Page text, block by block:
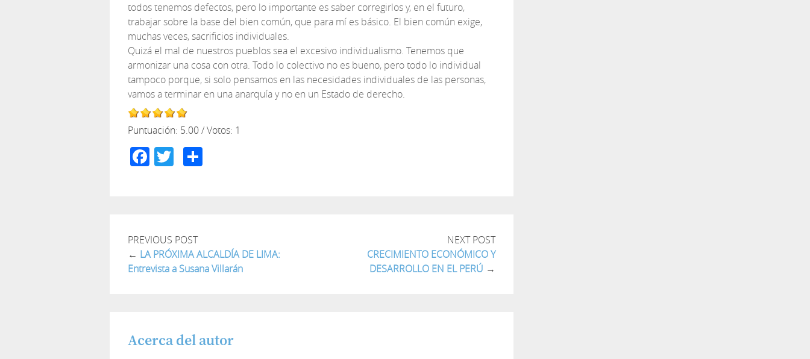
todos tenemos defectos, pero lo importante es saber corregirlos y, en el futuro,
trabajar sobre la base del bien común, que para mí es básico. El bien común exige,
muchas veces, sacrificios individuales.
Quizá el mal de nuestros pueblos sea el excesivo individualismo. Tenemos que
armonizar una cosa con otra. Todo lo colectivo no es bueno, pero todo lo individual
tampoco porque, si solo pensamos en las necesidades individuales de las personas,
vamos a terminar en una anarquía y no en un Estado de derecho.
Puntuación: 5.00/ Votos: 1
Facebook
Twitter
PREVIOUS POST
← LA PRÓXIMA ALCALDÍA DE LIMA:
Entrevista a Susana Villarán
NEXT POST
CRECIMIENTO ECONÓMICO Y
DESARROLLO EN EL PERÚ →
Acerca del autor